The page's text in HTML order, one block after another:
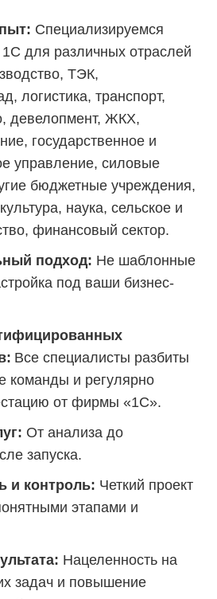
Специализируемся
для различных отраслей
ТЭК,
логистика, транспорт,
девелопмент, ЖКХ,
государственное и
управление, силовые
бюджетные учреждения,
наука, сельское и
финансовый сектор.
подход: Не шаблонные
под ваши бизнес-
Все специалисты разбиты
команды и регулярно
от фирмы «1С».
От анализа до
запуска.
и контроль: Четкий проект
этапами и
Нацеленность на
задач и повышение